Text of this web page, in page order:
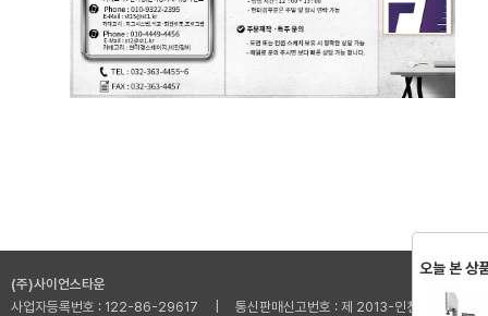
(주)사이언스타운
사업자등록번호 : 122-86-29617 | 통신판매신고번호 : 제 2013-인천부평-001
오늘 본 상